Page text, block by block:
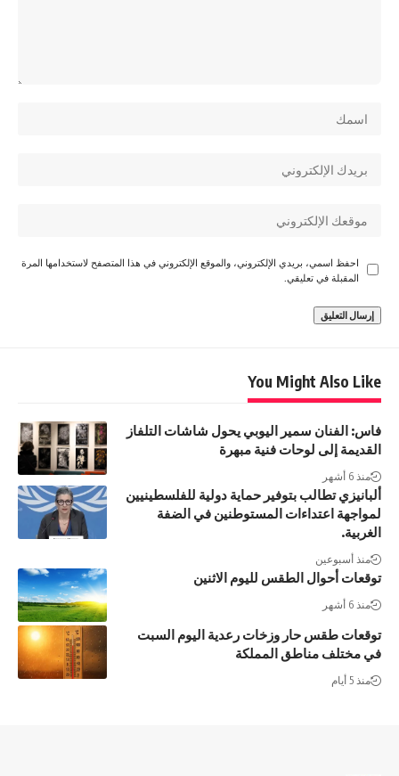
احفظ اسمي، بريدي الإلكتروني، والموقع الإلكتروني في هذا المتصفح لاستخدامها المرة
المقبلة في تعليقي.
You Might Also Like
فاس: الفنان سمير اليوبي يحول شاشات التلفاز
القديمة إلى لوحات فنية مبهرة
منذ 6 أشهر
ألبانيزي تطالب بتوفير حماية دولية للفلسطينيين
لمواجهة اعتداءات المستوطنين في الضفة
الغربية.
منذ أسبوعين
توقعات أحوال الطقس لليوم الاثنين
منذ 6 أشهر
توقعات طقس حار وزخات رعدية اليوم السبت
في مختلف مناطق المملكة
منذ 5 أيام